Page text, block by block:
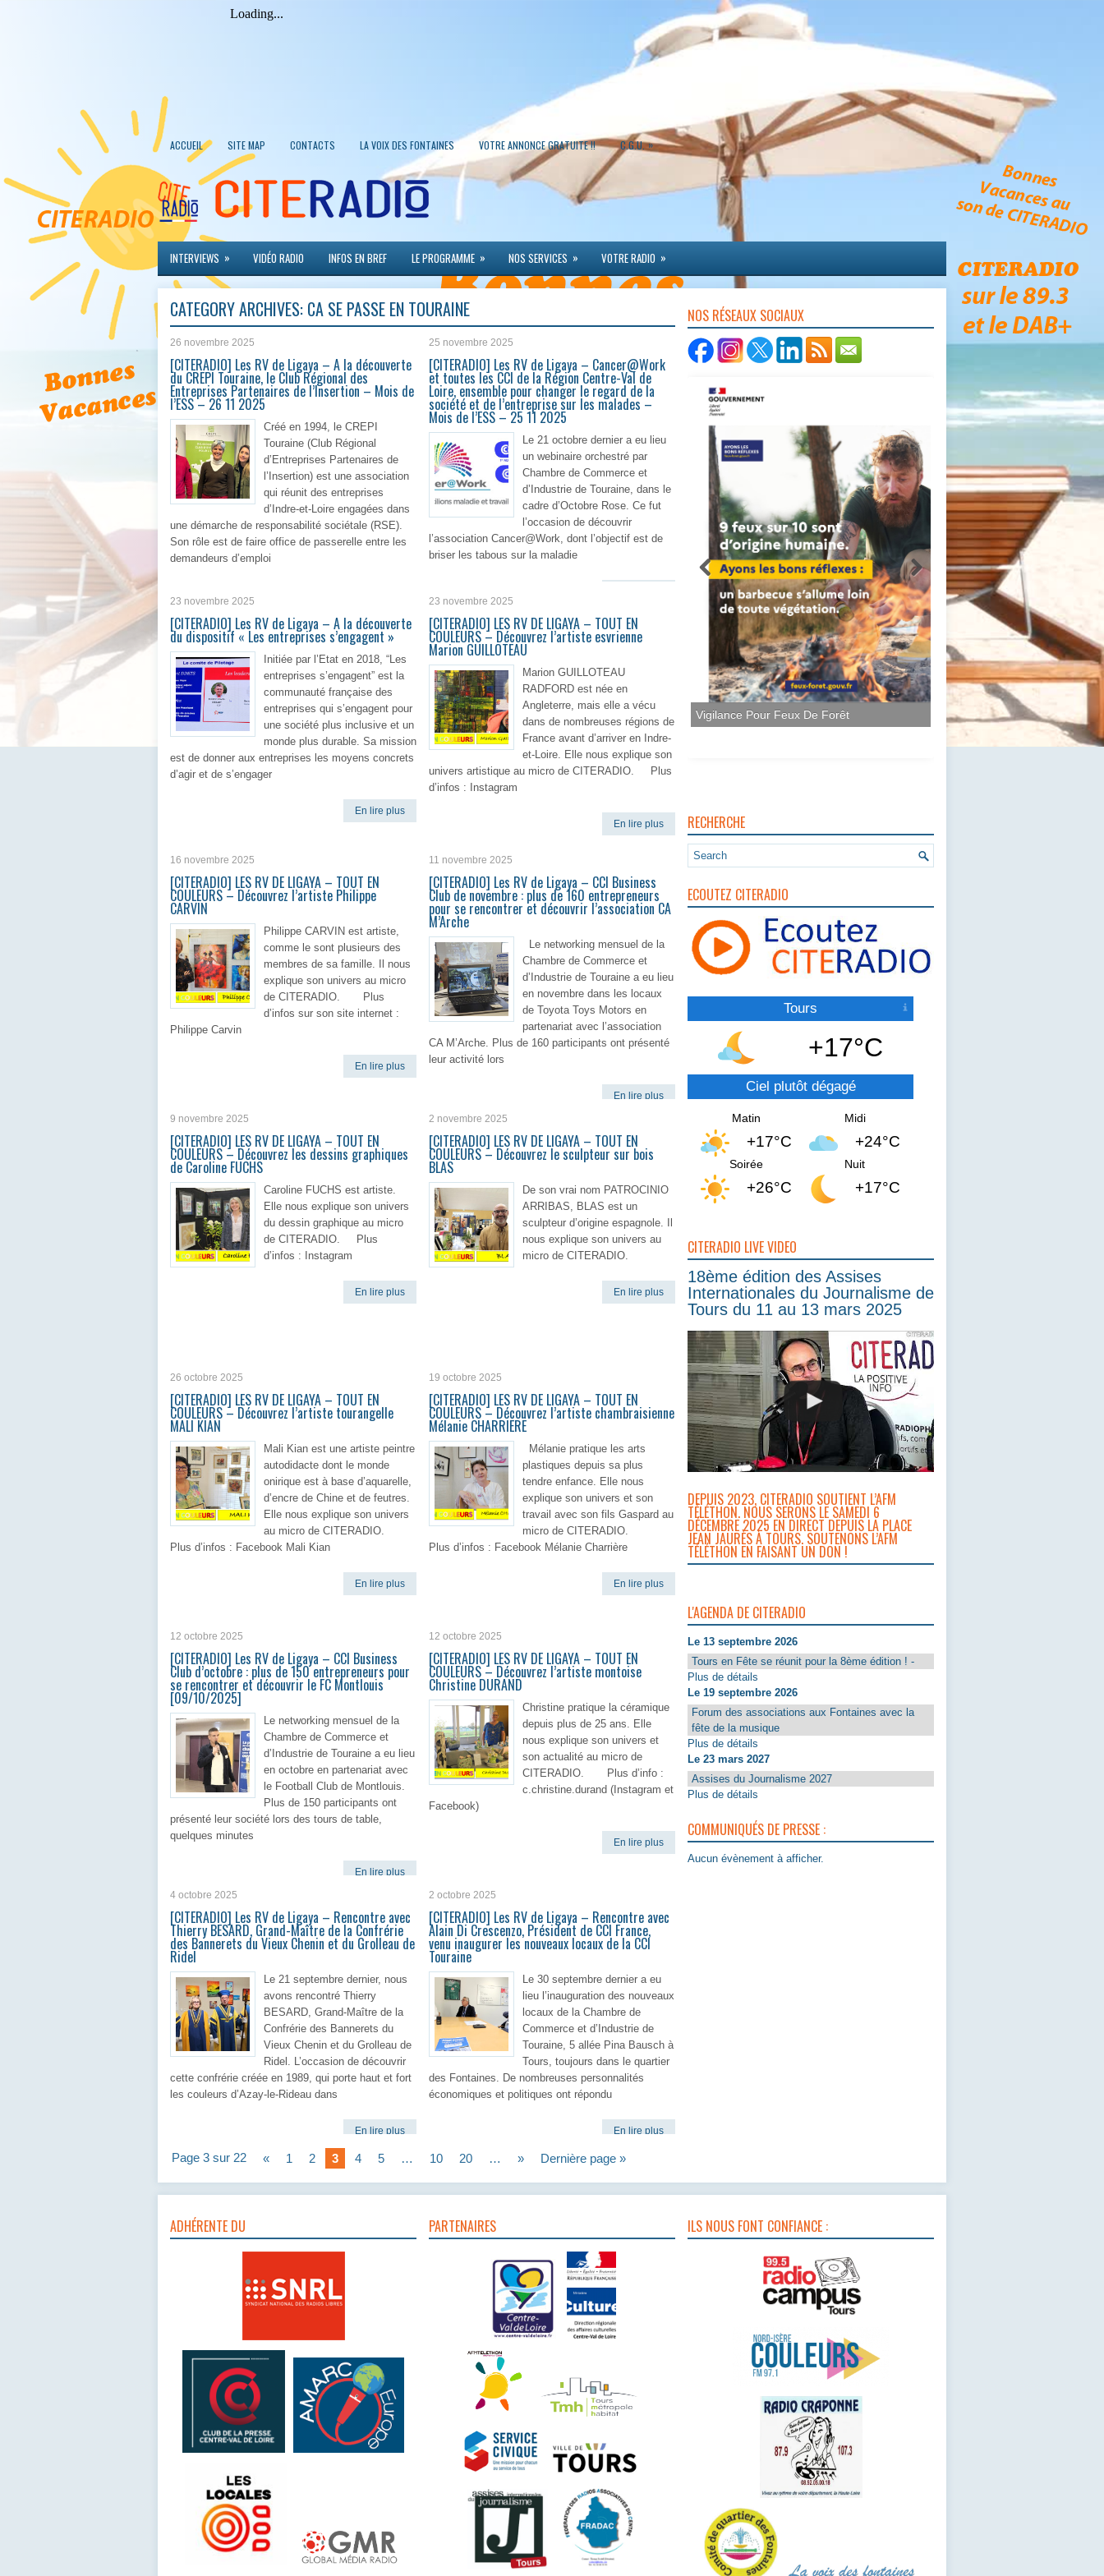
ACCUEIL SITE MAP CONTACTS LA VOIX DES FONTAINES VOTRE ANNONCE GRATUITE !! C.G.U. »
INTERVIEWS » VIDÉO RADIO INFOS EN BREF LE PROGRAMME » NOS SERVICES » VOTRE RADIO »
CATEGORY ARCHIVES: CA SE PASSE EN TOURAINE
26 novembre 2025
[CITERADIO] Les RV de Ligaya – A la découverte
du CREPI Touraine, le Club Régional des
Entreprises Partenaires de l’Insertion – Mois de
l’ESS – 26 11 2025
Créé en 1994, le CREPI
Touraine (Club Régional
d’Entreprises Partenaires de
l’Insertion) est une association
qui réunit des entreprises
d’Indre-et-Loire engagées dans
une démarche de responsabilité sociétale (RSE).
Son rôle est de faire office de passerelle entre les
demandeurs d’emploi
25 novembre 2025
[CITERADIO] Les RV de Ligaya – Cancer@Work
et toutes les CCI de la Région Centre-Val de
Loire, ensemble pour changer le regard de la
société et de l’entreprise sur les malades –
Mois de l’ESS – 25 11 2025
Le 21 octobre dernier a eu lieu
un webinaire orchestré par
Chambre de Commerce et
d’Industrie de Touraine, dans le
cadre d’Octobre Rose. Ce fut
l’occasion de découvrir
l’association Cancer@Work, dont l’objectif est de
briser les tabous sur la maladie
23 novembre 2025
[CITERADIO] Les RV de Ligaya – A la découverte
du dispositif « Les entreprises s’engagent »
Initiée par l’Etat en 2018, “Les
entreprises s’engagent” est la
communauté française des
entreprises qui s’engagent pour
une société plus inclusive et un
monde plus durable. Sa mission
est de donner aux entreprises les moyens concrets
d’agir et de s’engager
En lire plus
23 novembre 2025
[CITERADIO] LES RV DE LIGAYA – TOUT EN
COULEURS – Découvrez l’artiste esvrienne
Marion GUILLOTEAU
Marion GUILLOTEAU
RADFORD est née en
Angleterre, mais elle a vécu
dans de nombreuses régions de
France avant d’arriver en Indre-
et-Loire. Elle nous explique son
univers artistique au micro de CITERADIO. Plus
d’infos : Instagram
En lire plus
16 novembre 2025
[CITERADIO] LES RV DE LIGAYA – TOUT EN
COULEURS – Découvrez l’artiste Philippe
CARVIN
Philippe CARVIN est artiste,
comme le sont plusieurs des
membres de sa famille. Il nous
explique son univers au micro
de CITERADIO. Plus
d’infos sur son site internet :
Philippe Carvin
En lire plus
11 novembre 2025
[CITERADIO] Les RV de Ligaya – CCI Business
Club de novembre : plus de 160 entrepreneurs
pour se rencontrer et découvrir l’association CA
M’Arche
Le networking mensuel de la
Chambre de Commerce et
d’Industrie de Touraine a eu lieu
en novembre dans les locaux
de Toyota Toys Motors en
partenariat avec l’association
CA M’Arche. Plus de 160 participants ont présenté
leur activité lors
En lire plus
9 novembre 2025
[CITERADIO] LES RV DE LIGAYA – TOUT EN
COULEURS – Découvrez les dessins graphiques
de Caroline FUCHS
Caroline FUCHS est artiste.
Elle nous explique son univers
du dessin graphique au micro
de CITERADIO. Plus
d’infos : Instagram
En lire plus
2 novembre 2025
[CITERADIO] LES RV DE LIGAYA – TOUT EN
COULEURS – Découvrez le sculpteur sur bois
BLAS
De son vrai nom PATROCINIO
ARRIBAS, BLAS est un
sculpteur d’origine espagnole. Il
nous explique son univers au
micro de CITERADIO.
En lire plus
26 octobre 2025
[CITERADIO] LES RV DE LIGAYA – TOUT EN
COULEURS – Découvrez l’artiste tourangelle
MALI KIAN
Mali Kian est une artiste peintre
autodidacte dont le monde
onirique est à base d’aquarelle,
d’encre de Chine et de feutres.
Elle nous explique son univers
au micro de CITERADIO.
Plus d’infos : Facebook Mali Kian
En lire plus
19 octobre 2025
[CITERADIO] LES RV DE LIGAYA – TOUT EN
COULEURS – Découvrez l’artiste chambraisienne
Mélanie CHARRIERE
Mélanie pratique les arts
plastiques depuis sa plus
tendre enfance. Elle nous
explique son univers et son
travail avec son fils Gaspard au
micro de CITERADIO.
Plus d’infos : Facebook Mélanie Charrière
En lire plus
12 octobre 2025
[CITERADIO] Les RV de Ligaya – CCI Business
Club d’octobre : plus de 150 entrepreneurs pour
se rencontrer et découvrir le FC Montlouis
[09/10/2025]
Le networking mensuel de la
Chambre de Commerce et
d’Industrie de Touraine a eu lieu
en octobre en partenariat avec
le Football Club de Montlouis.
Plus de 150 participants ont
présenté leur société lors des tours de table,
quelques minutes
En lire plus
12 octobre 2025
[CITERADIO] LES RV DE LIGAYA – TOUT EN
COULEURS – Découvrez l’artiste montoise
Christine DURAND
Christine pratique la céramique
depuis plus de 25 ans. Elle
nous explique son univers et
son actualité au micro de
CITERADIO. Plus d’info :
c.christine.durand (Instagram et
Facebook)
En lire plus
4 octobre 2025
[CITERADIO] Les RV de Ligaya – Rencontre avec
Thierry BESARD, Grand-Maître de la Confrérie
des Bannerets du Vieux Chenin et du Grolleau de
Ridel
Le 21 septembre dernier, nous
avons rencontré Thierry
BESARD, Grand-Maître de la
Confrérie des Bannerets du
Vieux Chenin et du Grolleau de
Ridel. L’occasion de découvrir
cette confrérie créée en 1989, qui porte haut et fort
les couleurs d’Azay-le-Rideau dans
En lire plus
2 octobre 2025
[CITERADIO] Les RV de Ligaya – Rencontre avec
Alain Di Crescenzo, Président de CCI France,
venu inaugurer les nouveaux locaux de la CCI
Touraine
Le 30 septembre dernier a eu
lieu l’inauguration des nouveaux
locaux de la Chambre de
Commerce et d’Industrie de
Touraine, 5 allée Pina Bausch à
Tours, toujours dans le quartier
des Fontaines. De nombreuses personnalités
économiques et politiques ont répondu
En lire plus
Page 3 sur 22 « 1 2 3 4 5 … 10 20 … » Dernière page »
NOS RÉSEAUX SOCIAUX
Vigilance Pour Feux De Forêt
RECHERCHE
ECOUTEZ CITERADIO
Tours
+17°C
Ciel plutôt dégagé
Matin
+17°C
Midi
+24°C
Soirée
+26°C
Nuit
+17°C
CITERADIO LIVE VIDEO
18ème édition des Assises
Internationales du Journalisme de
Tours du 11 au 13 mars 2025
DEPUIS 2023, CITERADIO SOUTIENT L’AFM
TÉLÉTHON. NOUS SERONS LE SAMEDI 6
DÉCEMBRE 2025 EN DIRECT DEPUIS LA PLACE
JEAN JAURÈS À TOURS. SOUTENONS L’AFM
TÉLÉTHON EN FAISANT UN DON !
L'AGENDA DE CITERADIO
Le 13 septembre 2026
Tours en Fête se réunit pour la 8ème édition ! -
Plus de détails
Le 19 septembre 2026
Forum des associations aux Fontaines avec la
fête de la musique
Plus de détails
Le 23 mars 2027
Assises du Journalisme 2027
Plus de détails
COMMUNIQUÉS DE PRESSE :
Aucun évènement à afficher.
ADHÉRENTE DU PARTENAIRES ILS NOUS FONT CONFIANCE :